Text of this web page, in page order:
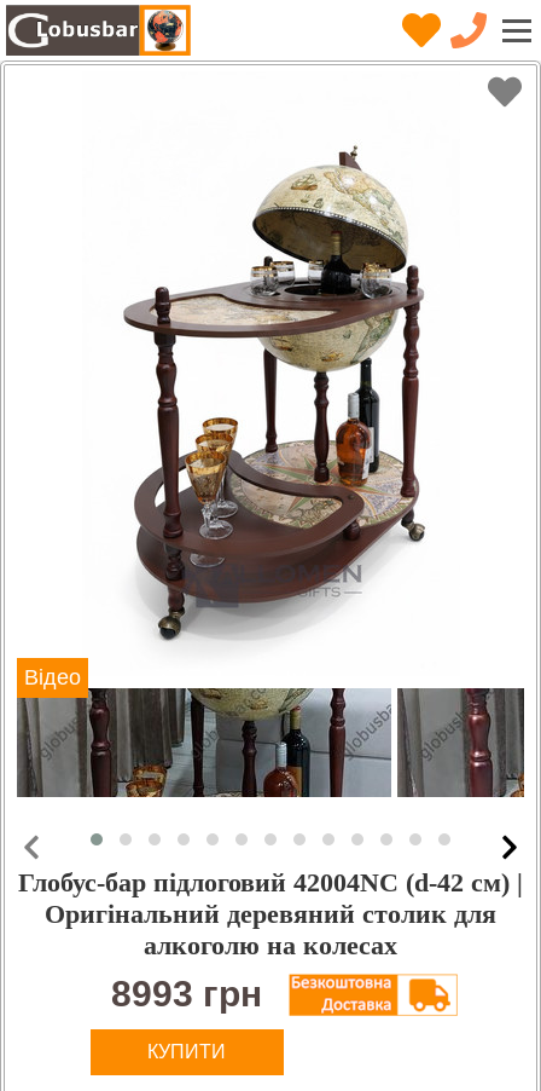
Відео
Глобус-бар підлоговий 42004NC (d-42 см) |
Оригінальний деревяний столик для
алкоголю на колесах
8993 грн
КУПИТИ